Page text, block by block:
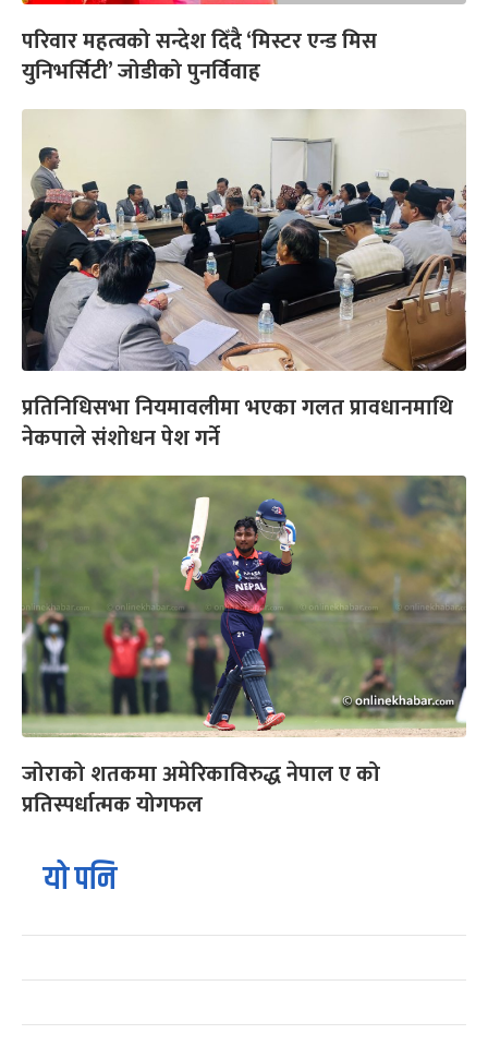
परिवार महत्वको सन्देश दिँदै ‘मिस्टर एन्ड मिस
युनिभर्सिटी’ जोडीको पुनर्विवाह
प्रतिनिधिसभा नियमावलीमा भएका गलत प्रावधानमाथि
नेकपाले संशोधन पेश गर्ने
जोराको शतकमा अमेरिकाविरुद्ध नेपाल ए को
प्रतिस्पर्धात्मक योगफल
यो पनि